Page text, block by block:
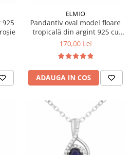
”
925
ELMIO
Pandantiv oval model floare
tropicală din argint 925 cu
zirconia
170,00 Lei
ADAUGA IN COS